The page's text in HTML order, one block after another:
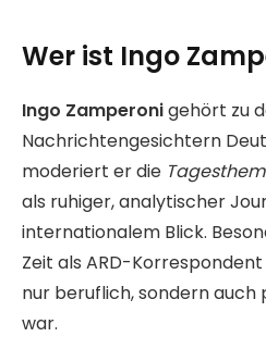
Wer ist Ingo
Ingo Zamperonigehört zu
Nachrichtengesichtern
moderiert er die
als ruhiger, analytischer
internationalem Blick.
Zeit als ARD-Korrespondent
nur beruflich, sondern
war.